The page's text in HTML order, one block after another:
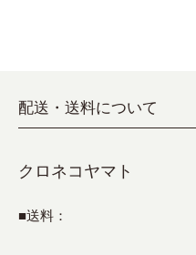
配送・送料について
クロネコヤマト
■送料：